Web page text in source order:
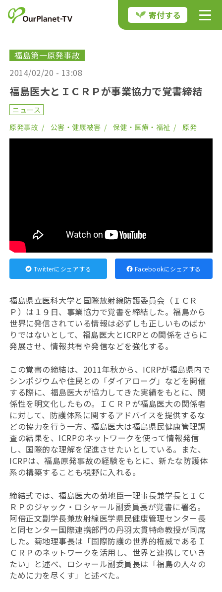
寄付する
福島第一原発事故
2014/02/20 - 13:08
福島医大とＩＣＲＰが事業協力で覚書締結
ニュース
原発事故
公害・健康被害 保健・医療・福祉 原発
Twitterにシェアする Facebookにシェアする
福島県立医科大学と国際放射線防護委員会（ＩＣＲ
Ｐ）は１９日、事業協力で覚書を締結した。福島から
世界に発信されている情報は必ずしも正しいものばか
りではないとして、福島医大とICRPとの関係をさらに
発展させ、情報共有や発信などを強化する。
この覚書の締結は、2011年秋から、ICRPが福島県内で
シンポジウムや住民との「ダイアローグ」などを開催
する際に、福島医大が協力してきた実績をもとに、関
係性を明文化したもの。ＩＣＲＰが福島医大の関係者
に対して、防護体系に関するアドバイスを提供するな
どの協力を行う一方、福島医大は福島県民健康管理調
査の結果を、ICRPのネットワークを使って情報発信
し、国際的な理解を促進させたいとしている。また、
ICRPは、福島原発事故の経験をもとに、新たな防護体
系の構築することも視野に入れる。
締結式では、福島医大の菊地臣一理事長兼学長とＩＣ
ＲＰのジャック・ロシャール副委員長が覚書に署名。
阿倍正文副学長兼放射線医学県民健康管理センター長
と同センター国際連携部門の丹羽太貫特命教授が同席
した。菊地理事長は「国際防護の世界的権威であるＩ
ＣＲＰのネットワークを活用し、世界と連携していき
たい」と述べ、ロシャール副委員長は「福島の人々の
ために力を尽くす」と述べた。